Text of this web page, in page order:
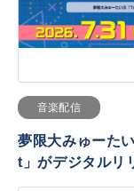
音楽配信
夢限大みゅーた
t」がデジタルリ